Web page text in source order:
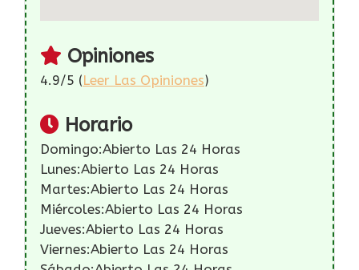
Opiniones
4.9/5 (Leer Las Opiniones)
Horario
Domingo:Abierto Las 24 Horas
Lunes:Abierto Las 24 Horas
Martes:Abierto Las 24 Horas
Miércoles:Abierto Las 24 Horas
Jueves:Abierto Las 24 Horas
Viernes:Abierto Las 24 Horas